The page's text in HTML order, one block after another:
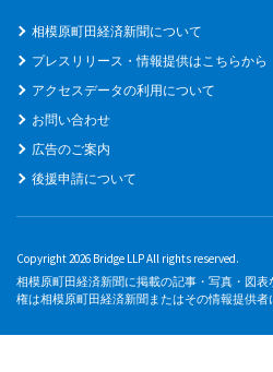
相模原町田経済新聞について
プレスリリース・情報提供はこちらから
アクセスデータの利用について
お問い合わせ
広告のご案内
後援申請について
Copyright 2026 Bridge LLP All rights reserved.
相模原町田経済新聞に掲載の記事・写真・図
権は相模原町田経済新聞またはその情報提供者